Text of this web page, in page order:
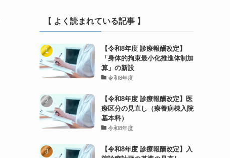
【 よく読まれている記事 】
【令和8年度 診療報酬改定】
「身体的拘束最小化推進体制加
算」の新設
令和8年度
【令和8年度 診療報酬改定】医
療区分の見直し（療養病棟入院
基本料）
令和8年度
【令和8年度 診療報酬改定】入